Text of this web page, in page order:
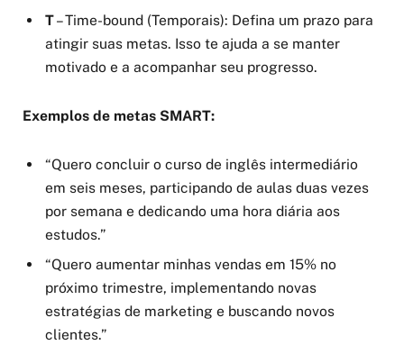
T– Time-bound (Temporais): Defina um prazo para
atingir suas metas. Isso te ajuda a se manter
motivado e a acompanhar seu progresso.
Exemplos de metas SMART:
“Quero concluir o curso de inglês intermediário
em seis meses, participando de aulas duas vezes
por semana e dedicando uma hora diária aos
estudos.”
“Quero aumentar minhas vendas em 15% no
próximo trimestre, implementando novas
estratégias de marketing e buscando novos
clientes.”